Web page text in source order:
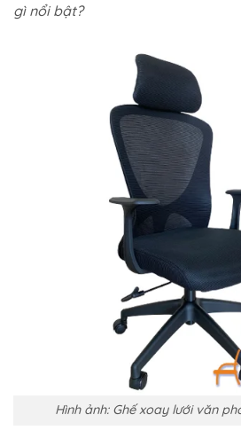
gì nổi bật?
Hình ảnh: Ghế xoay lưới văn